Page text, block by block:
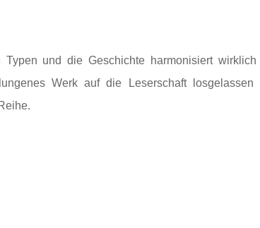
Typen und die Geschichte harmonisiert
Werk auf die Leserschaft